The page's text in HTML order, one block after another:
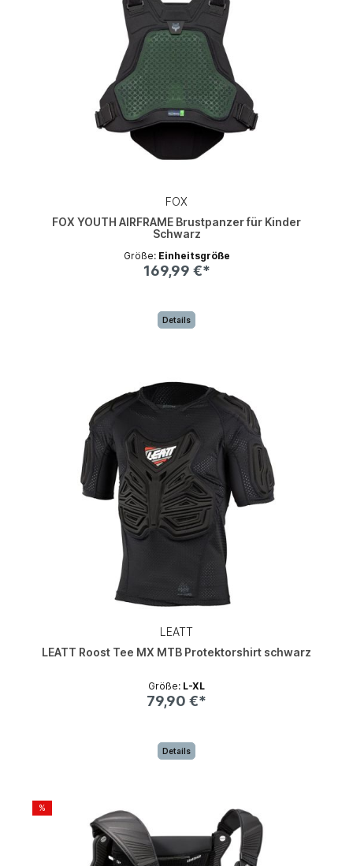
FOX
FOX YOUTH AIRFRAME Brustpanzer für Kinder
Schwarz
Größe: Einheitsgröße
169,99 €*
Details
LEATT
LEATT Roost Tee MX MTB Protektorshirt schwarz
Größe: L-XL
79,90 €*
Details
%